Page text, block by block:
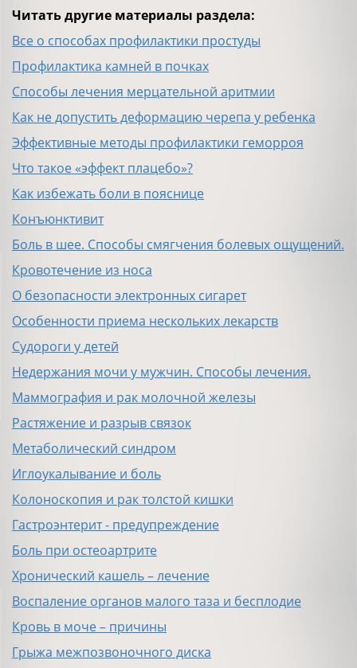
Читать другие материалы раздела:
Все о способах профилактики простуды
Профилактика камней в почках
Способы лечения мерцательной аритмии
Как не допустить деформацию черепа у ребенка
Эффективные методы профилактики геморроя
Что такое «эффект плацебо»?
Как избежать боли в пояснице
Конъюнктивит
Боль в шее. Способы смягчения болевых ощущений.
Кровотечение из носа
О безопасности электронных сигарет
Особенности приема нескольких лекарств
Судороги у детей
Недержания мочи у мужчин. Способы лечения.
Маммография и рак молочной железы
Растяжение и разрыв связок
Метаболический синдром
Иглоукалывание и боль
Колоноскопия и рак толстой кишки
Гастроэнтерит - предупреждение
Боль при остеоартрите
Хронический кашель – лечение
Воспаление органов малого таза и бесплодие
Кровь в моче – причины
Грыжа межпозвоночного диска